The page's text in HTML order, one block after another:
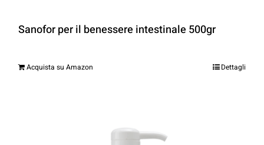
Sanofor per il benessere intestinale 500gr
Acquista su Amazon Dettagli